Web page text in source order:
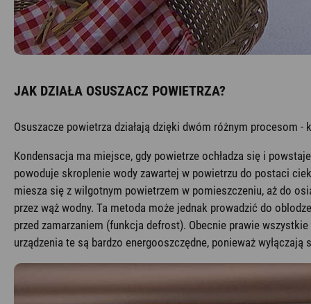
JAK DZIAŁA OSUSZACZ POWIETRZA?
Osuszacze powietrza działają dzięki dwóm różnym procesom
Kondensacja ma miejsce, gdy powietrze ochładza się i
powoduje skroplenie wody zawartej w powietrzu do postaci
miesza się z wilgotnym powietrzem w pomieszczeniu, aż do
przez wąż wodny. Ta metoda może jednak prowadzić do
przed zamarzaniem (funkcja defrost). Obecnie prawie
urządzenia te są bardzo energooszczędne, ponieważ